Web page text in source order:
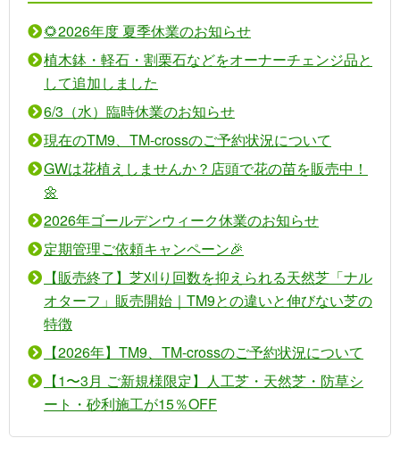
🌻2026年度 夏季休業のお知らせ
植木鉢・軽石・割栗石などをオーナーチェンジ品と
して追加しました
6/3（水）臨時休業のお知らせ
現在のTM9、TM-crossのご予約状況について
GWは花植えしませんか？店頭で花の苗を販売中！
🌼
2026年ゴールデンウィーク休業のお知らせ
定期管理ご依頼キャンペーン🎉
【販売終了】芝刈り回数を抑えられる天然芝「ナル
オターフ」販売開始｜TM9との違いと伸びない芝の
特徴
【2026年】TM9、TM-crossのご予約状況について
【1〜3月 ご新規様限定】人工芝・天然芝・防草シ
ート・砂利施工が15％OFF